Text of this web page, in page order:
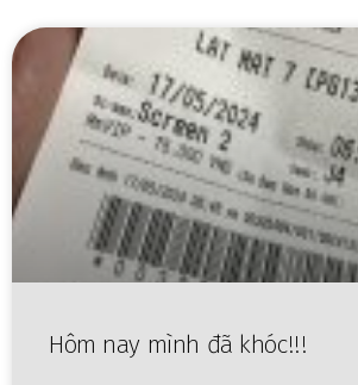
Hôm nay mình đã khóc!!!